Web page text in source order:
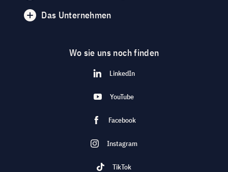
Das Unternehmen
Wo sie uns noch finden
LinkedIn
YouTube
Facebook
Instagram
TikTok